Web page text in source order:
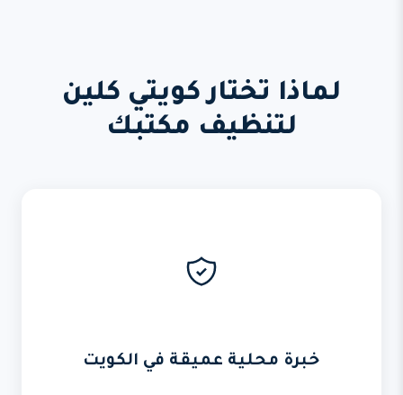
لماذا تختار كويتي كلين
لتنظيف مكتبك
خبرة محلية عميقة في الكويت